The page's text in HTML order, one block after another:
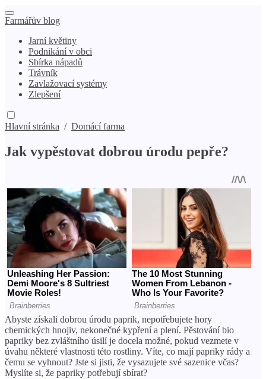
Farmářův blog
Jarní květiny
Podnikání v obci
Sbírka nápadů
Trávník
Zavlažovací systémy
Zlepšení
Hlavní stránka / Domácí farma
Jak vypěstovat dobrou úrodu pepře?
Abyste získali dobrou úrodu paprik, nepotřebujete hory
chemických hnojiv, nekonečné kypření a plení. Pěstování bio
papriky bez zvláštního úsilí je docela možné, pokud vezmete v
úvahu některé vlastnosti této rostliny. Víte, co mají papriky rády a
čemu se vyhnout? Jste si jisti, že vysazujete své sazenice včas?
Myslíte si, že papriky potřebují sbírat?